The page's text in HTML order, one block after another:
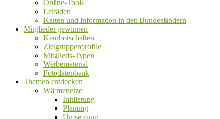
Online-Tools
Leifäden
Karten und Information in den Bundesländern
Mitglieder gewinnen
Kernbotschaften
Zielgruppenprofile
Mitglieds-Typen
Werbematerial
Fotodatenbank
Themen entdecken
Wärmenetze
Initiierung
Planung
Umsetzung